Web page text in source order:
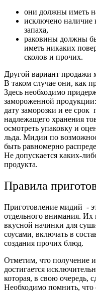
они должны иметь
исключено наличие
запаха,
раковины должны
иметь никаких
сколов и прочих.
Другой вариант продажи
В таком случае они, как
Здесь необходимо
замороженной
дату заморозки и ее срок
надлежащего хранения
осмотреть упаковку и
льда. Мидии по
быть равномерно
Не допускается каких-
продукта.
Правила
Приготовление мидий -
отдельного внимания. Их
вкусной начинки для
соусами, включать в
создания прочих блюд.
Отметим, что получение
достигается
которая, в свою очередь,
Необходимо помнить, что